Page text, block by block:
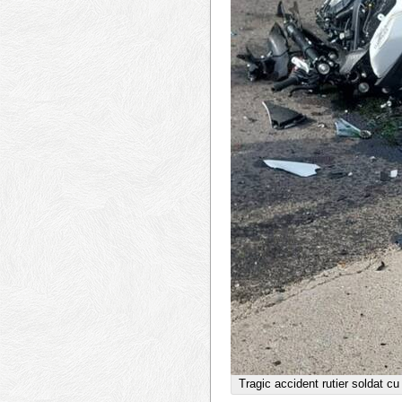
Tragic accident rutier soldat